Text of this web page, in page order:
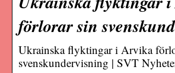
förlorar sin
Ukrainska flyktingar i Arvika
svenskundervisning | SVT